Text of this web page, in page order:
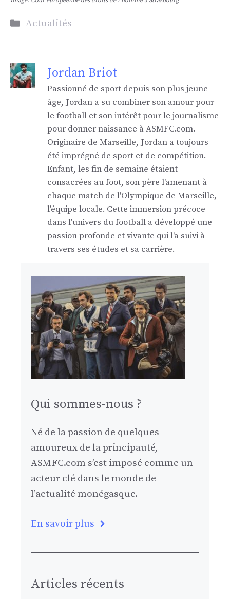
Catégories
Actualités
Jordan Briot
Passionné de sport depuis son plus jeune
âge, Jordan a su combiner son amour pour
le football et son intérêt pour le journalisme
pour donner naissance à ASMFC.com.
Originaire de Marseille, Jordan a toujours
été imprégné de sport et de compétition.
Enfant, les fin de semaine étaient
consacrées au foot, son père l'amenant à
chaque match de l'Olympique de Marseille,
l'équipe locale. Cette immersion précoce
dans l'univers du football a développé une
passion profonde et vivante qui l'a suivi à
travers ses études et sa carrière.
Qui sommes-nous ?
Né de la passion de quelques
amoureux de la principauté,
ASMFC.com s’est imposé comme un
acteur clé dans le monde de
l’actualité monégasque.
En savoir plus
Articles récents